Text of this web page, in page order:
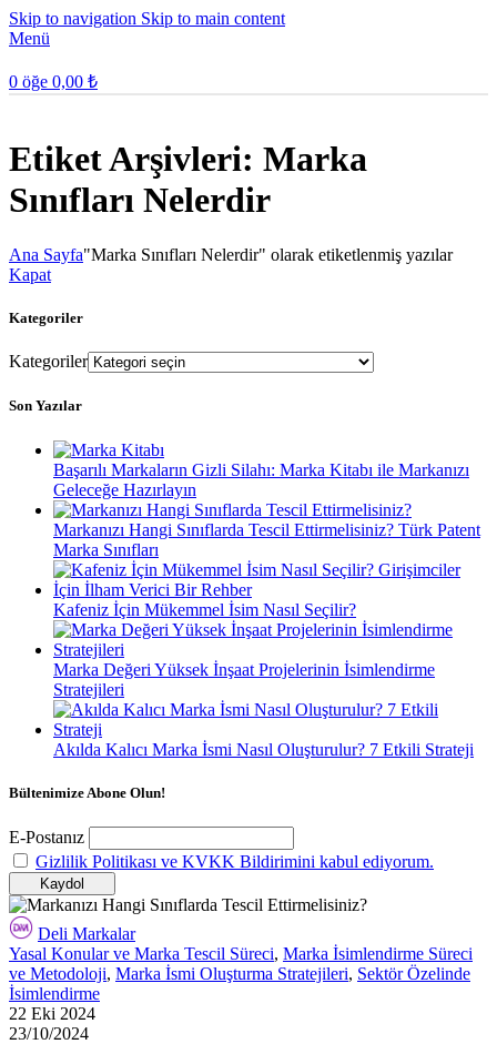
Skip to navigation Skip to main content
Menü
0 öğe 0,00 ₺
Etiket Arşivleri: Marka
Sınıfları Nelerdir
Ana Sayfa"Marka Sınıfları Nelerdir" olarak etiketlenmiş yazılar
Kapat
Kategoriler
Kategoriler
Son Yazılar
Başarılı Markaların Gizli Silahı: Marka Kitabı ile Markanızı
Geleceğe Hazırlayın
Markanızı Hangi Sınıflarda Tescil Ettirmelisiniz? Türk Patent
Marka Sınıfları
Kafeniz İçin Mükemmel İsim Nasıl Seçilir?
Marka Değeri Yüksek İnşaat Projelerinin İsimlendirme
Stratejileri
Akılda Kalıcı Marka İsmi Nasıl Oluşturulur? 7 Etkili Strateji
Bültenimize Abone Olun!
E-Postanız
Gizlilik Politikası ve KVKK Bildirimini kabul ediyorum.
Deli Markalar
Yasal Konular ve Marka Tescil Süreci, Marka İsimlendirme Süreci
ve Metodoloji, Marka İsmi Oluşturma Stratejileri, Sektör Özelinde
İsimlendirme
22 Eki 2024
23/10/2024